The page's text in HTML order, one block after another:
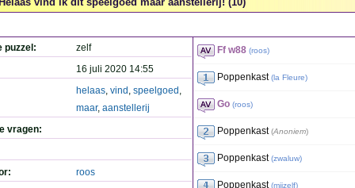
puzzel:
zelf
16 juli 2020 14:55
helaas, vind , speelgoed ,
maar, aanstellerij
vragen:
roos
Ff w88 (roos)
Poppenkast (la Fleure)
Go (roos)
Poppenkast (Anoniem)
Poppenkast (zwaluw)
Poppenkast (mijzelf)